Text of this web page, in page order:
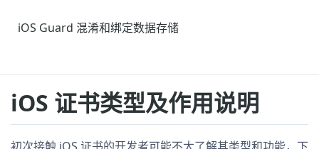
iOS Guard 混淆和绑定数据存储
iOS 证书类型及作用说明
初次接触 iOS 证书的开发者可能不太了解其类型和功能，下